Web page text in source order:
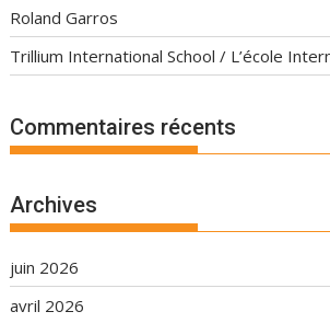
Roland Garros
Trillium International School / L’école
Commentaires récents
Archives
juin 2026
avril 2026